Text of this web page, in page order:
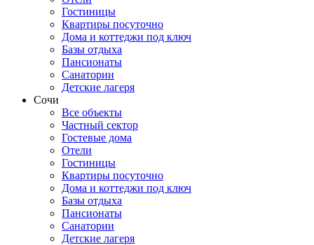
Гостиницы
Квартиры посуточно
Дома и коттеджи под ключ
Базы отдыха
Пансионаты
Санатории
Детские лагеря
Сочи
Все объекты
Частный сектор
Гостевые дома
Отели
Гостиницы
Квартиры посуточно
Дома и коттеджи под ключ
Базы отдыха
Пансионаты
Санатории
Детские лагеря